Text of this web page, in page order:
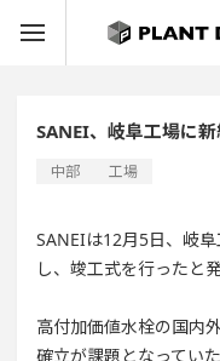
SANEI、岐阜工場に
中部 工場
SANEIは12月5日、岐
し、竣工式を行ったと
高付加価値水栓の国内
確立が課題となってい